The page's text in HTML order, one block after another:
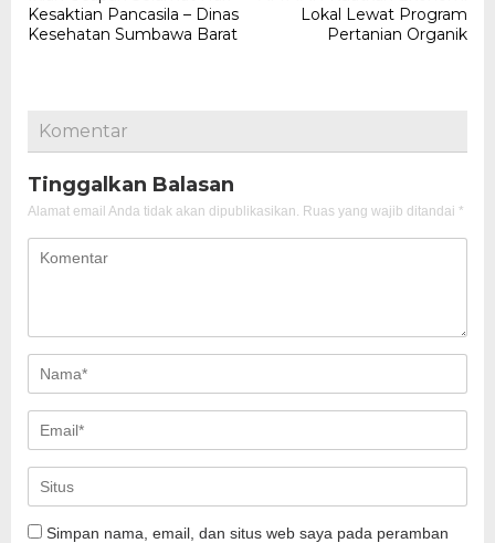
pos
Kesaktian Pancasila – Dinas
Kesehatan Sumbawa Barat
Lokal Lewat Program
Pertanian Organik
Komentar
Tinggalkan Balasan
Alamat email Anda tidak akan dipublikasikan. Ruas yang wajib ditandai *
Simpan nama, email, dan situs web saya pada peramban